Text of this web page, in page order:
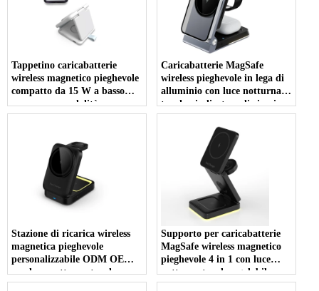
Tappetino caricabatterie
wireless magnetico pieghevole
compatto da 15 W a basso
prezzo con modalità
comodino Apple Watch e
notturna (MH-Q590)
Caricabatterie MagSafe
wireless pieghevole in lega di
alluminio con luce notturna
touch e indicatore di ricarica
LED per Apple Watch
AirPods e iPhone (MH-Q560)
Stazione di ricarica wireless
magnetica pieghevole
personalizzabile ODM OEM
con luce notturna touch
regolabile per auricolari
Supporto per caricabatterie
MagSafe wireless magnetico
pieghevole 4 in 1 con luce
notturna touch regolabile per
Apple Watch AirPods e